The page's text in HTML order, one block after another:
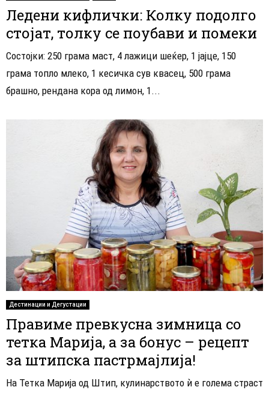
Ледени кифлички: Колку подолго
стојат, толку се поубави и помеки
Состојки: 250 грама маст, 4 лажици шеќер, 1 јајце, 150
грама топло млеко, 1 кесичка сув квасец, 500 грама
брашно, рендана кора од лимон, 1...
Дестинации и Дегустации
Правиме превкусна зимница со
тетка Марија, а за бонус – рецепт
за штипска пастрмајлија!
На Тетка Марија од Штип, кулинарството ѝ е голема страст